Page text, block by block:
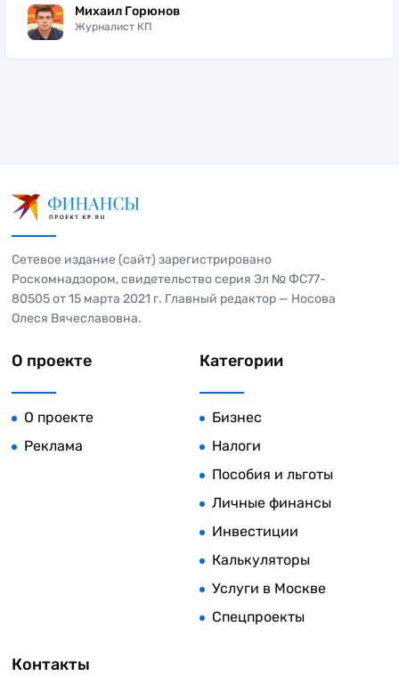
Михаил Горюнов
Журналист КП
Сетевое издание (сайт) зарегистрировано
Роскомнадзором, свидетельство серия Эл № ФС77-
80505 от 15 марта 2021 г. Главный редактор — Носова
Олеся Вячеславовна.
О проекте
О проекте
Реклама
Категории
Бизнес
Налоги
Пособия и льготы
Личные финансы
Инвестиции
Калькуляторы
Услуги в Москве
Спецпроекты
Контакты